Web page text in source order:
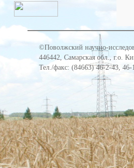
©Поволжский научно-
446442, Самарская обл., г.о.
Тел./факс: (84663) 46-2-43, 46-